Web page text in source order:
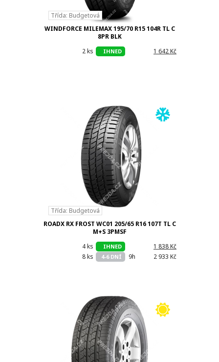
Třída: Budgetová
WINDFORCE MILEMAX 195/70 R15 104R TL C
8PR BLK
1 642 Kč
IHNED
2 ks
Třída: Budgetová
ROADX RX FROST WC01 205/65 R16 107T TL C
M+S 3PMSF
1 838 Kč
IHNED
4 ks
2 933 Kč
9h
4-6 DNÍ
8 ks